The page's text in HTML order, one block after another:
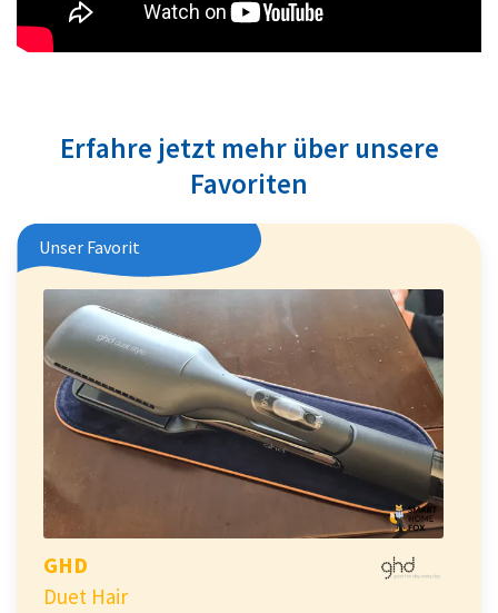
Erfahre jetzt mehr über unsere
Favoriten
Unser Favorit
GHD
Duet Hair